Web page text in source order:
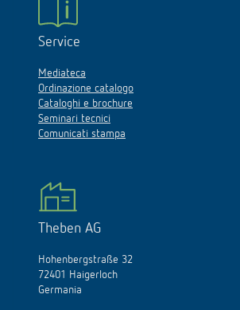
Service
Mediateca
Ordinazione catalogo
Cataloghi e brochure
Seminari tecnici
Comunicati stampa
Theben AG
Hohenbergstraße 32
72401 Haigerloch
Germania